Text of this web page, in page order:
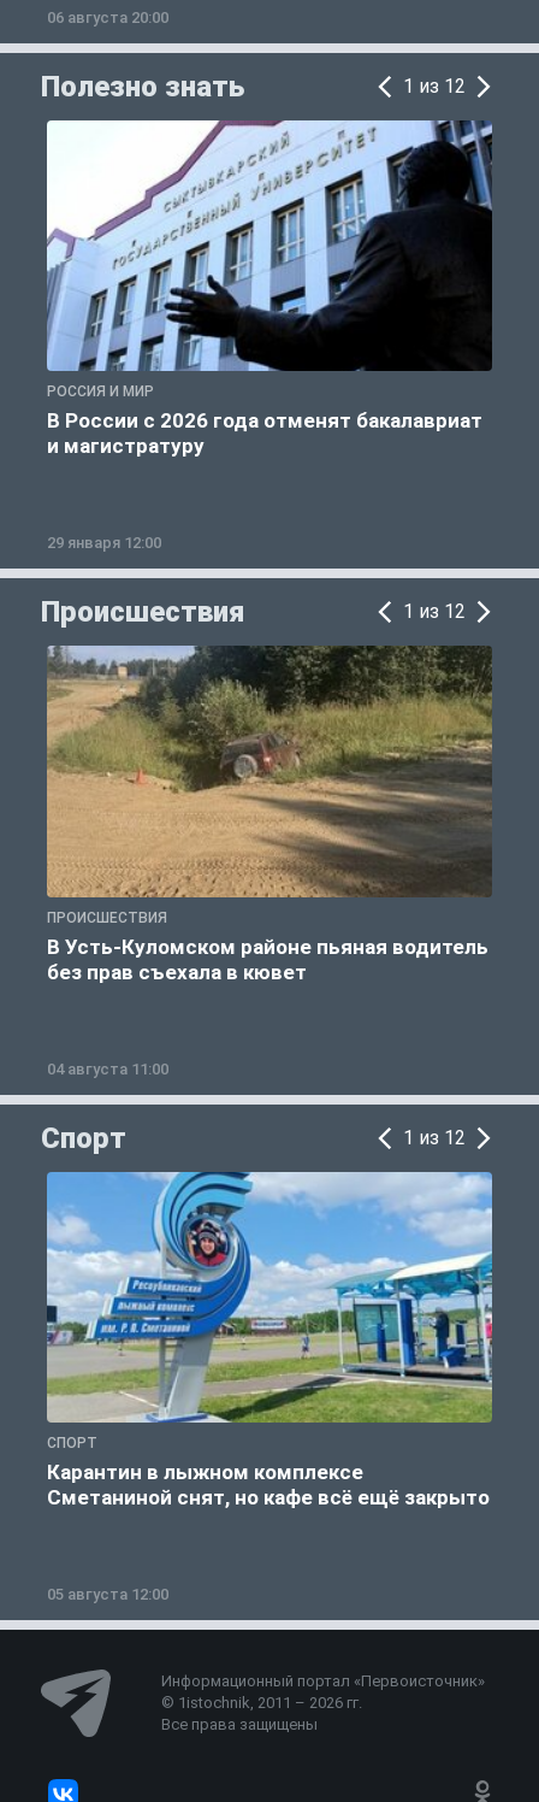
06 августа 20:00
Полезно знать 1 из 12
РОССИЯ И МИР
В России с 2026 года отменят бакалавриат
и магистратуру
29 января 12:00
Происшествия 1 из 12
ПРОИСШЕСТВИЯ
В Усть-Куломском районе пьяная водитель
без прав съехала в кювет
04 августа 11:00
Спорт 1 из 12
СПОРТ
Карантин в лыжном комплексе
Сметаниной снят, но кафе всё ещё закрыто
05 августа 12:00
Информационный портал «Первоисточник»
© 1istochnik, 2011 – 2026 гг.
Все права защищены